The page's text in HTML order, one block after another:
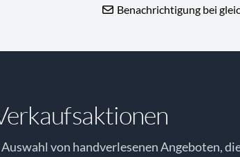
Benachrichtigung bei
von handverlesenen Angeboten,